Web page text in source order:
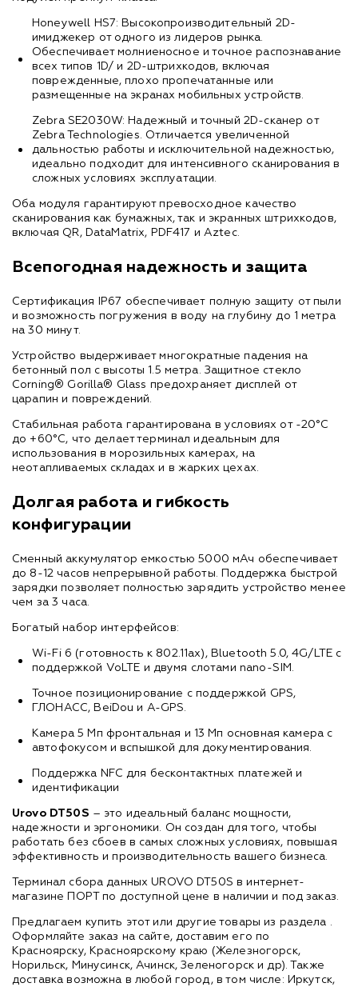
Honeywell HS7: Высокопроизводительный 2D-
имиджекер от одного из лидеров рынка.
Обеспечивает молниеносное и точное распознавание
всех типов 1D/ и 2D-штрихкодов, включая
поврежденные, плохо пропечатанные или
размещенные на экранах мобильных устройств.
Zebra SE2030W: Надежный и точный 2D-сканер от
Zebra Technologies. Отличается увеличенной
дальностью работы и исключительной надежностью,
идеально подходит для интенсивного сканирования в
сложных условиях эксплуатации.
Оба модуля гарантируют превосходное качество
сканирования как бумажных, так и экранных штрихкодов,
включая QR, DataMatrix, PDF417 и Aztec.
Всепогодная надежность и защита
Сертификация IP67 обеспечивает полную защиту от пыли
и возможность погружения в воду на глубину до 1 метра
на 30 минут.
Устройство выдерживает многократные падения на
бетонный пол с высоты 1.5 метра. Защитное стекло
Corning® Gorilla® Glass предохраняет дисплей от
царапин и повреждений.
Стабильная работа гарантирована в условиях от -20°C
до +60°C, что делает терминал идеальным для
использования в морозильных камерах, на
неотапливаемых складах и в жарких цехах.
Долгая работа и гибкость
конфигурации
Сменный аккумулятор емкостью 5000 мАч обеспечивает
до 8-12 часов непрерывной работы. Поддержка быстрой
зарядки позволяет полностью зарядить устройство менее
чем за 3 часа.
Богатый набор интерфейсов:
Wi-Fi 6 (готовность к 802.11ax), Bluetooth 5.0, 4G/LTE с
поддержкой VoLTE и двумя слотами nano-SIM.
Точное позиционирование с поддержкой GPS,
ГЛОНАСС, BeiDou и A-GPS.
Камера 5 Мп фронтальная и 13 Мп основная камера с
автофокусом и вспышкой для документирования.
Поддержка NFC для бесконтактных платежей и
идентификации
Urovo DT50S – это идеальный баланс мощности,
надежности и эргономики. Он создан для того, чтобы
работать без сбоев в самых сложных условиях, повышая
эффективность и производительность вашего бизнеса.
Терминал сбора данных UROVO DT50S в интернет-
магазине ПОРТ по доступной цене в наличии и под заказ.
Предлагаем купить этот или другие товары из раздела .
Оформляйте заказ на сайте, доставим его по
Красноярску, Красноярскому краю (Железногорск,
Норильск, Минусинск, Ачинск, Зеленогорск и др). Также
доставка возможна в любой город, в том числе: Иркутск,